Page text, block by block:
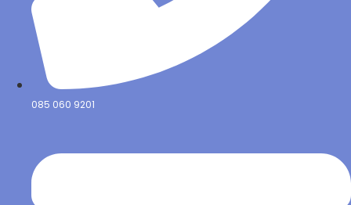
085 060 9201